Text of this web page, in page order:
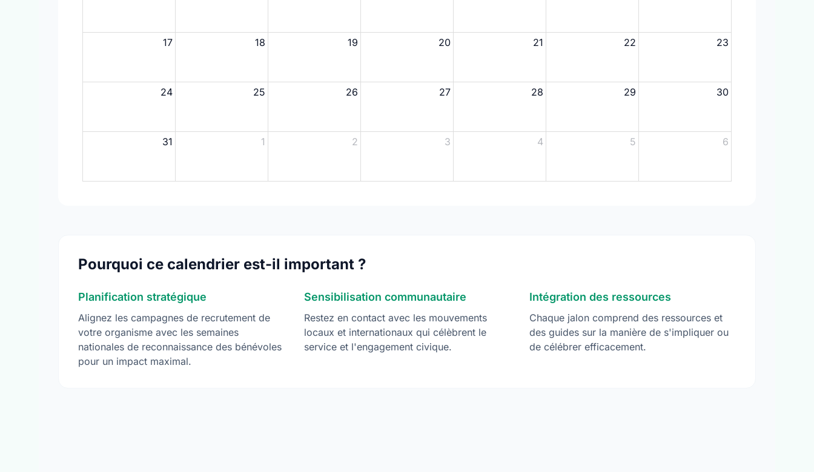
17 18 19 20 21 22 23
24 25 26 27 28 29 30
31 1 2 3 4 5 6
Pourquoi ce calendrier est-il important ?
Planification stratégique
Alignez les campagnes de recrutement de
votre organisme avec les semaines
nationales de reconnaissance des bénévoles
pour un impact maximal.
Sensibilisation communautaire
Restez en contact avec les mouvements
locaux et internationaux qui célèbrent le
service et l'engagement civique.
Intégration des ressources
Chaque jalon comprend des ressources et
des guides sur la manière de s'impliquer ou
de célébrer efficacement.